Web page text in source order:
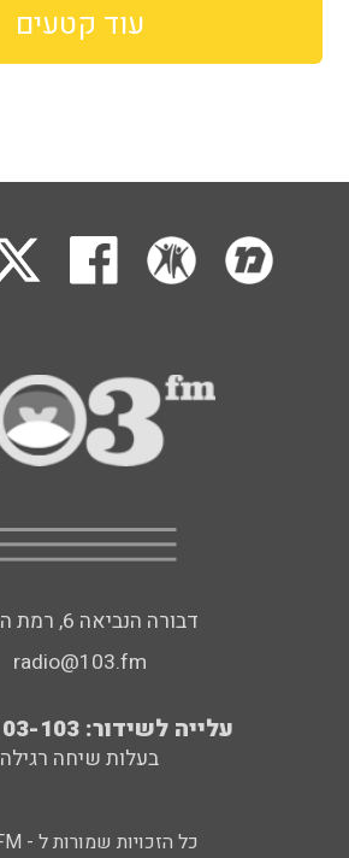
עוד קטעים
דבורה הנביאה 6, רמת השרון
radio@103.fm
עלייה לשידור: 0552-103-103
בעלות שיחה רגילה
כל הזכויות שמורות ל - 103FM